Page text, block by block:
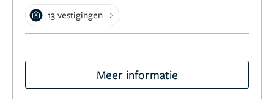
13 vestigingen
Meer informatie